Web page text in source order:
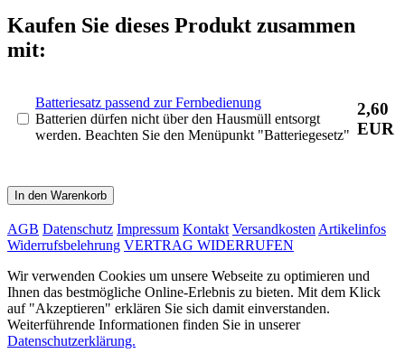
Kaufen Sie dieses Produkt zusammen
mit:
Batteriesatz passend zur Fernbedienung
Batterien dürfen nicht über den Hausmüll entsorgt
werden. Beachten Sie den Menüpunkt "Batteriegesetz"
2,60
EUR
In den Warenkorb
AGB Datenschutz Impressum Kontakt Versandkosten Artikelinfos
Widerrufsbelehrung VERTRAG WIDERRUFEN
Wir verwenden Cookies um unsere Webseite zu optimieren und
Ihnen das bestmögliche Online-Erlebnis zu bieten. Mit dem Klick
auf "Akzeptieren" erklären Sie sich damit einverstanden.
Weiterführende Informationen finden Sie in unserer
Datenschutzerklärung.